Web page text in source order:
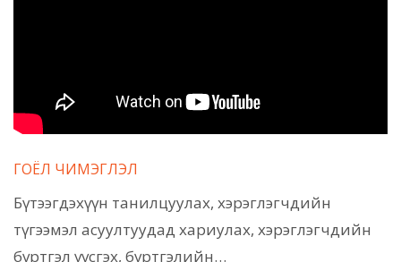
ГОЁЛ ЧИМЭГЛЭЛ
Бүтээгдэхүүн танилцуулах, хэрэглэгчдийн
түгээмэл асуултуудад хариулах, хэрэглэгчдийн
бүртгэл үүсгэх, бүртгэлийн…